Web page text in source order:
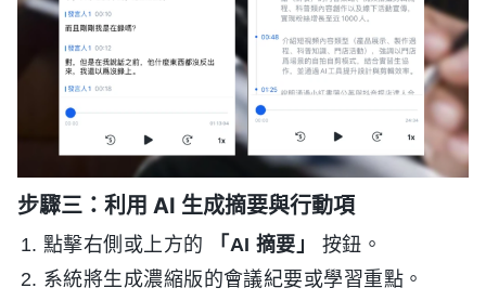
步驟三：利用 AI 生成摘要與行動項
點擊右側或上方的 「AI 摘要」
按鈕。
系統將生成濃縮版的會議紀要或學習重點。